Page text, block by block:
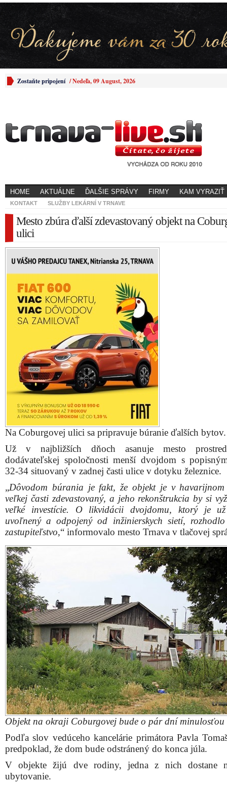
Zostaňte pripojení /Nedeľa, 09 August, 2026
HOME AKTUÁLNE ĎALŠIE SPRÁVY FIRMY KAM VYRAZIŤ
KONTAKT SLUŽBY LEKÁRNÍ V TRNAVE
Mesto zbúra ďalší zdevastovaný objekt na
ulici
Na Coburgovej ulici sa pripravuje búranie ďalších bytov.
Už v najbližších dňoch asanuje mesto
dodávateľskej spoločnosti menší dvojdom s
32-34 situovaný v zadnej časti ulice v dotyku železnice.
„Dôvodom búrania je fakt, že objekt je v havarijnom
veľkej časti zdevastovaný, a jeho rekonštrukcia by si
veľké investície. O likvidácii dvojdomu, ktorý je
uvoľnený a odpojený od inžinierskych sietí, rozhodlo
zastupiteľstvo,“ informovalo mesto Trnava v tlačovej
Objekt na okraji Coburgovej bude o pár dní minulosťou
Podľa slov vedúceho kancelárie primátora Pavla
predpoklad, že dom bude odstránený do konca júla.
V objekte žijú dve rodiny, jedna z nich dostane
ubytovanie.